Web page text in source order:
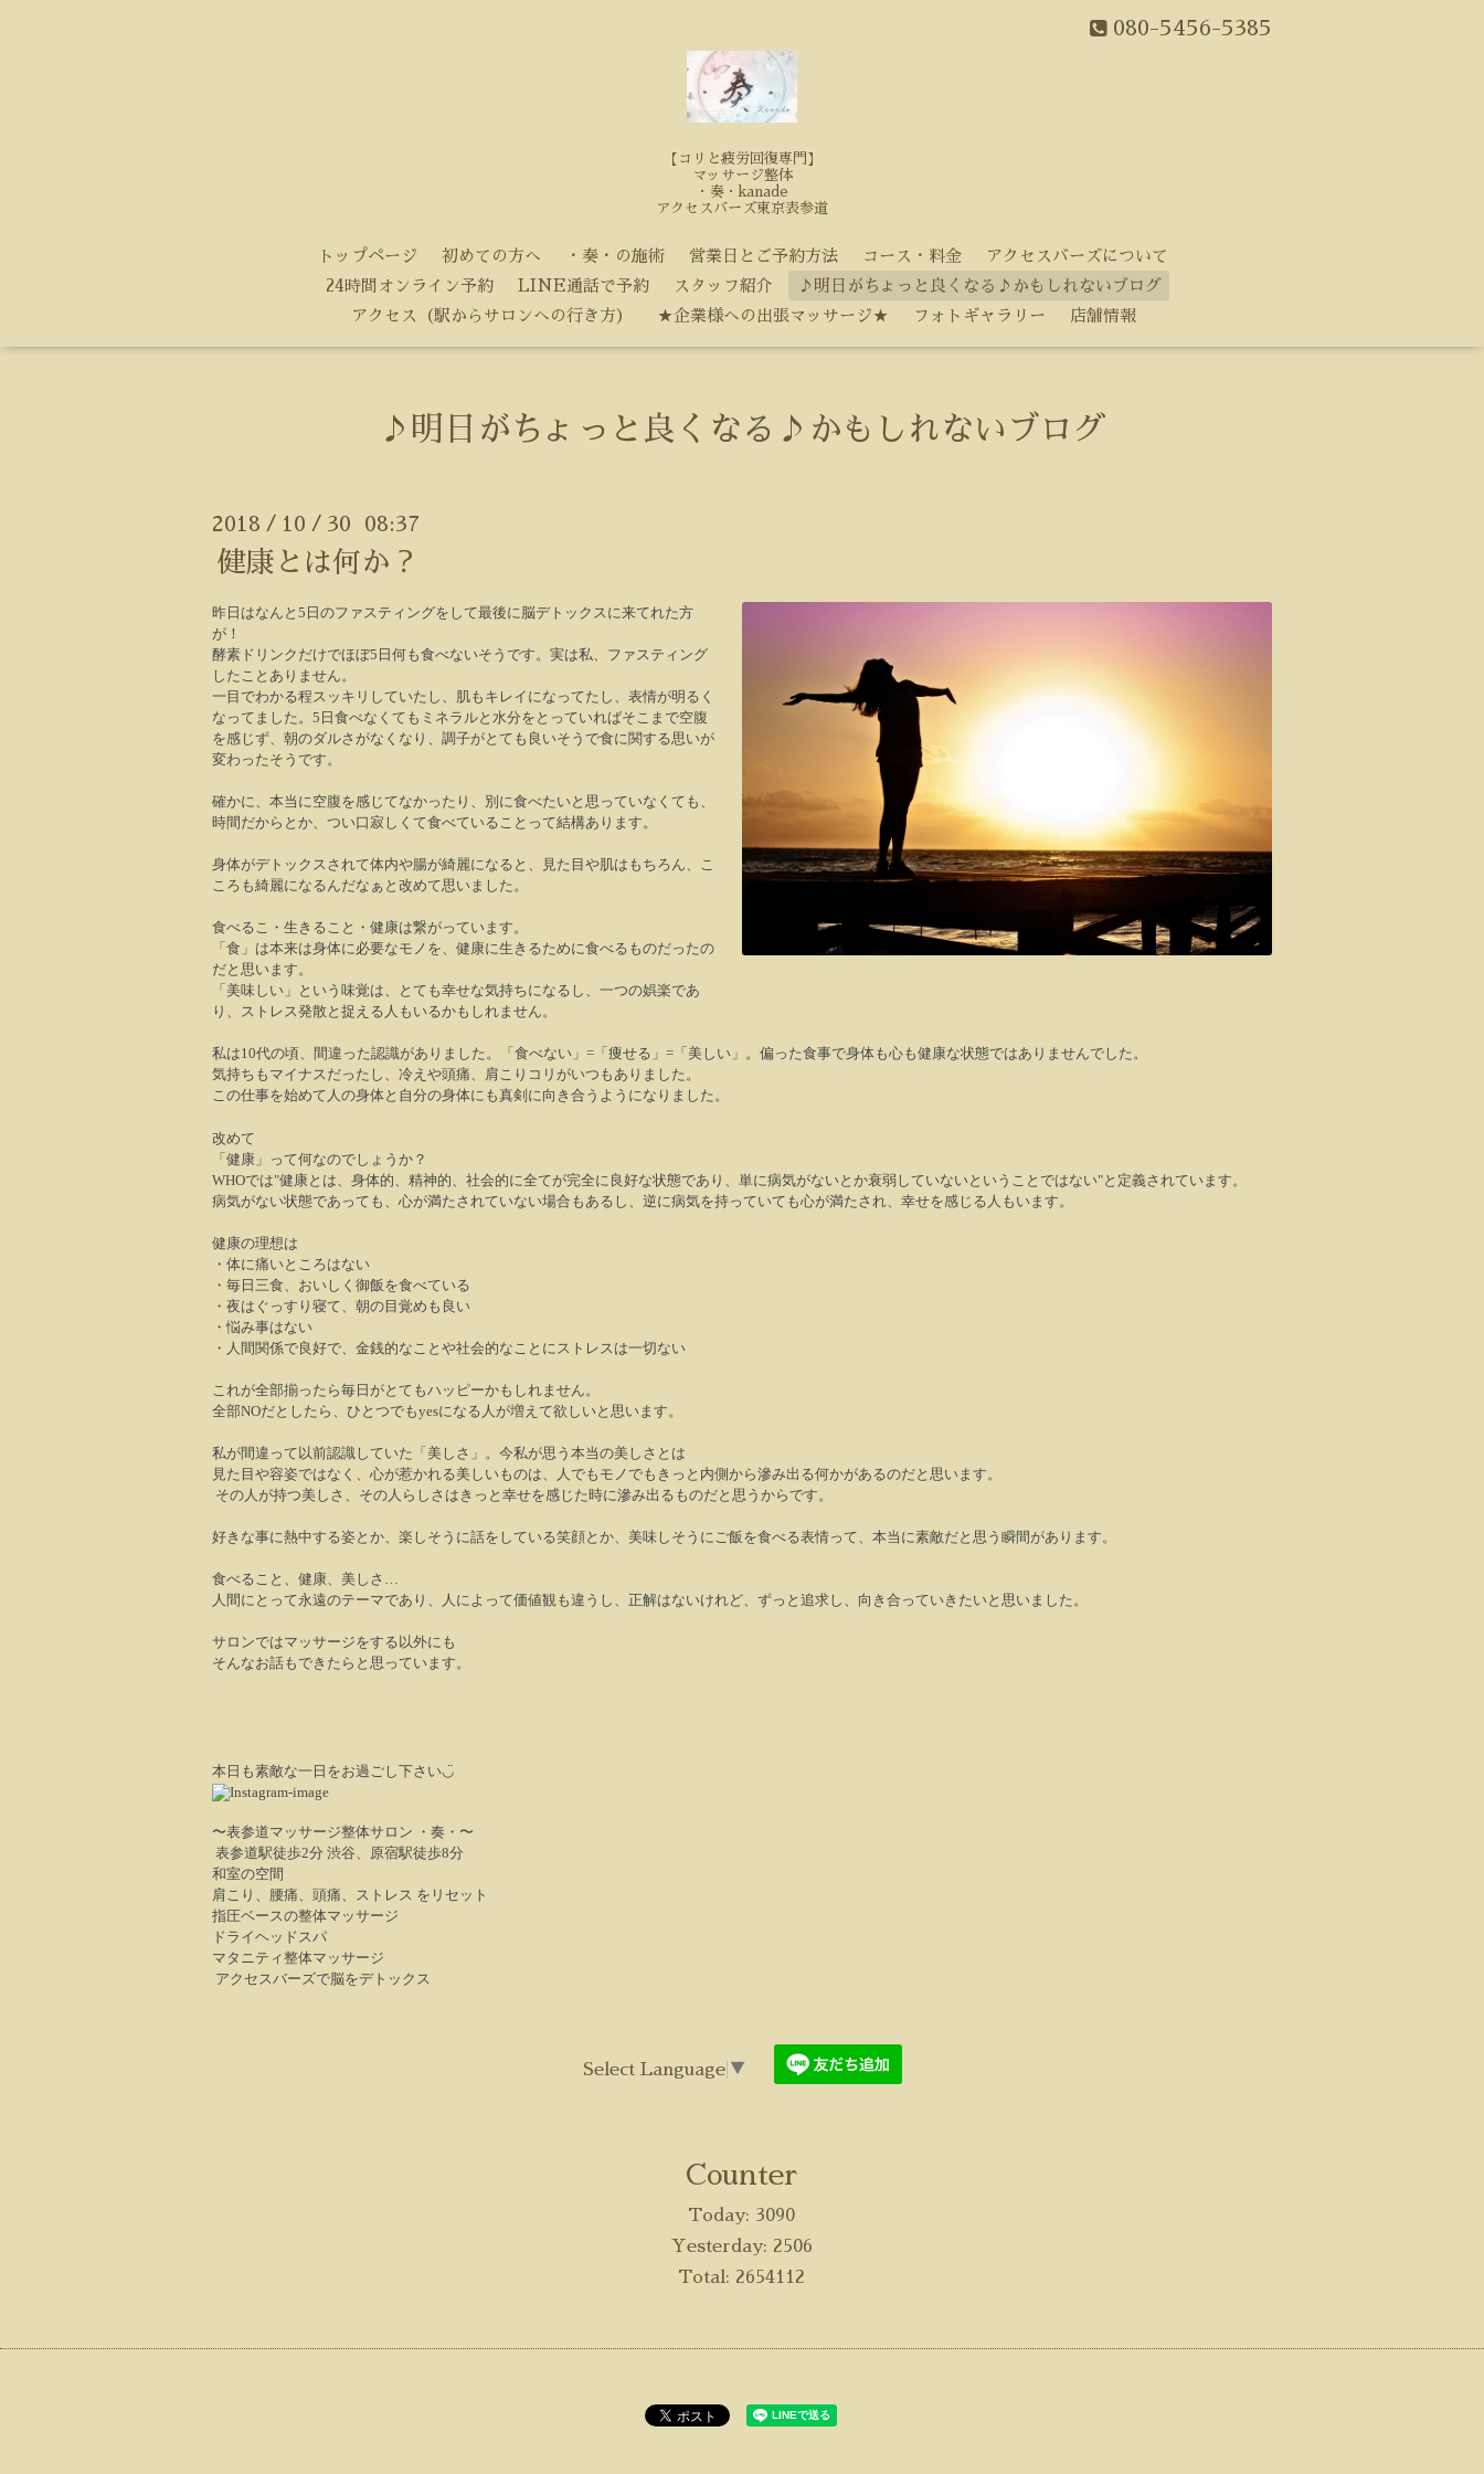
080-5456-5385
【コリと疲労回復専門】
マッサージ整体
・奏・kanade
アクセスバーズ東京表参道
トップページ 初めての方へ ・奏・の施術 営業日とご予約方法 コース・料金
アクセスバーズについて
24時間オンライン予約
LINE通話で予約 スタッフ紹介
♪明日がちょっと良くなる♪かもしれないブログ
アクセス（駅からサロンへの行き方）
★企業様への出張マッサージ★ フォトギャラリー 店舗情報
♪明日がちょっと良くなる♪かもしれないブログ
2018 / 10 / 30 08:37
健康とは何か？
昨日はなんと 5 日のファスティングをして最後に脳デトックスに来てれた方
が！
酵素ドリンクだけでほぼ5 日何も食べないそうです。実は私、ファスティング
したことありません。
一目でわかる程スッキリしていたし、肌もキレイになってたし、表情が明るく
なってました。 5 日食べなくてもミネラルと水分をとっていればそこまで空腹
を感じず、朝のダルさがなくなり、調子がとても良いそうで食に関する思いが
変わったそうです。
確かに、本当に空腹を感じてなかったり、別に食べたいと思っていなくても、
時間だからとか、つい口寂しくて食べていることって結構あります。
身体がデトックスされて体内や腸が綺麗になると、見た目や肌はもちろん、こ
ころも綺麗になるんだなぁと改めて思いました。
食べるこ・生きること・健康は繋がっています。
「食」は本来は身体に必要なモノを、健康に生きるために食べるものだったの
だと思います。
「美味しい」という味覚は、とても幸せな気持ちになるし、一つの娯楽であ
り、ストレス発散と捉える人もいるかもしれません。
私は10代の頃、間違った認識がありました。「食べない」 = 「痩せる」 = 「美しい」。偏った食事で身体も心も健康な状態ではありませんでした。
気持ちもマイナスだったし、冷えや頭痛、肩こりコリがいつもありました。
この仕事を始めて人の身体と自分の身体にも真剣に向き合うようになりました。
改めて
「健康」って何なのでしょうか？
WHOでは"健康とは、身体的、精神的、社会的に全てが完全に良好な状態であり、単に病気がないとか衰弱していないということではない"と定義されています。
病気がない状態であっても、心が満たされていない場合もあるし、逆に病気を持っていても心が満たされ、幸せを感じる人もいます。
健康の理想は
・体に痛いところはない
・毎日三食、おいしく御飯を食べている
・夜はぐっすり寝て、朝の目覚めも良い
・悩み事はない
・人間関係で良好で、金銭的なことや社会的なことにストレスは一切ない
これが全部揃ったら毎日がとてもハッピーかもしれません。
全部NOだとしたら、ひとつでもyesになる人が増えて欲しいと思います。
私が間違って以前認識していた「美しさ」。今私が思う本当の美しさとは
見た目や容姿ではなく、心が惹かれる美しいものは、人でもモノでもきっと内側から滲み出る何かがあるのだと思います。
その人が持つ美しさ、その人らしさはきっと幸せを感じた時に滲み出るものだと思うからです。
好きな事に熱中する姿とか、楽しそうに話をしている笑顔とか、美味しそうにご飯を食べる表情って、本当に素敵だと思う瞬間があります。
食べること、健康、美しさ …
人間にとって永遠のテーマであり、人によって価値観も違うし、正解はないけれど、ずっと追求し、向き合っていきたいと思いました。
サロンではマッサージをする以外にも
そんなお話もできたらと思っています。
本日も素敵な一日をお過ごし下さい◡̈
〜表参道マッサージ整体サロン ・奏・〜
表参道駅徒歩2分 渋谷、原宿駅徒歩8分
和室の空間
肩こり、腰痛、頭痛、ストレス をリセット
指圧ベースの整体マッサージ
ドライヘッドスパ
マタニティ整体マッサージ
アクセスバーズで脳をデトックス
Select Language ▼
Counter
Today: 3090
Yesterday: 2506
Total: 2654112